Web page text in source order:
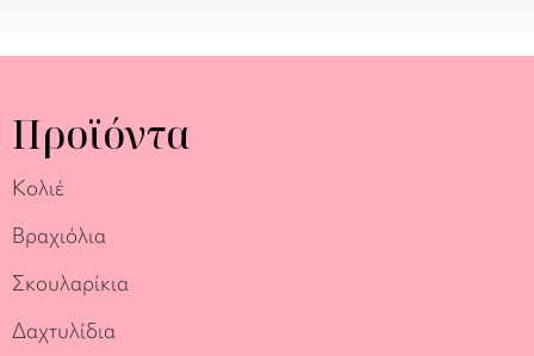
Προϊόντα
Κολιέ
Βραχιόλια
Σκουλαρίκια
Δαχτυλίδια